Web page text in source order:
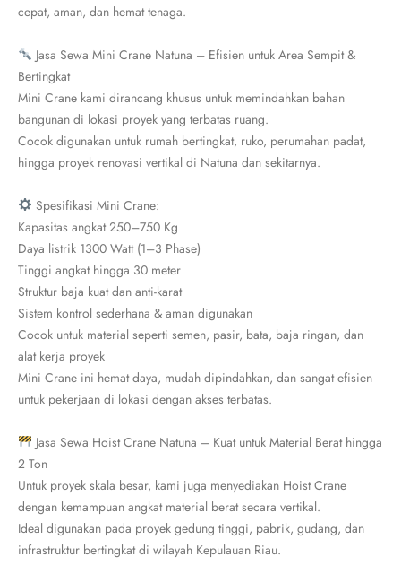
cepat, aman, dan hemat tenaga.
Jasa Sewa Mini Crane Natuna – Efisien untuk Area Sempit &
Bertingkat
Mini Crane kami dirancang khusus untuk memindahkan bahan
bangunan di lokasi proyek yang terbatas ruang.
Cocok digunakan untuk rumah bertingkat, ruko, perumahan padat,
hingga proyek renovasi vertikal di Natuna dan sekitarnya.
Spesifikasi Mini Crane:
Kapasitas angkat 250–750 Kg
Daya listrik 1300 Watt (1–3 Phase)
Tinggi angkat hingga 30 meter
Struktur baja kuat dan anti-karat
Sistem kontrol sederhana & aman digunakan
Cocok untuk material seperti semen, pasir, bata, baja ringan, dan
alat kerja proyek
Mini Crane ini hemat daya, mudah dipindahkan, dan sangat efisien
untuk pekerjaan di lokasi dengan akses terbatas.
Jasa Sewa Hoist Crane Natuna – Kuat untuk Material Berat hingga
2 Ton
Untuk proyek skala besar, kami juga menyediakan Hoist Crane
dengan kemampuan angkat material berat secara vertikal.
Ideal digunakan pada proyek gedung tinggi, pabrik, gudang, dan
infrastruktur bertingkat di wilayah Kepulauan Riau.